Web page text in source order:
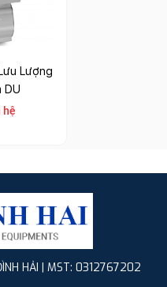
Lượng
DU
hệ
HẢI | MST: 0312767202